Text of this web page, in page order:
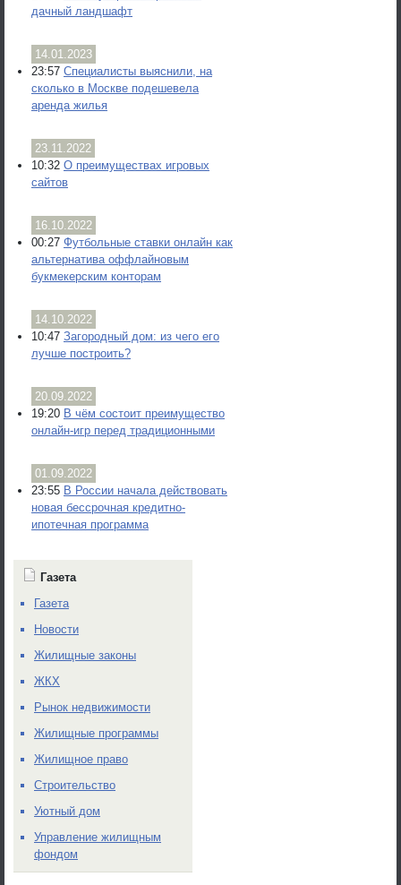
дачный ландшафт
14.01.2023
23:57 Специалисты выяснили, на
сколько в Москве подешевела
аренда жилья
23.11.2022
10:32 О преимуществах игровых
сайтов
16.10.2022
00:27 Футбольные ставки онлайн как
альтернатива оффлайновым
букмекерским конторам
14.10.2022
10:47 Загородный дом: из чего его
лучше построить?
20.09.2022
19:20 В чём состоит преимущество
онлайн-игр перед традиционными
01.09.2022
23:55 В России начала действовать
новая бессрочная кредитно-
ипотечная программа
Газета
Газета
Новости
Жилищные законы
ЖКХ
Рынок недвижимости
Жилищные программы
Жилищное право
Строительство
Уютный дом
Управление жилищным
фондом